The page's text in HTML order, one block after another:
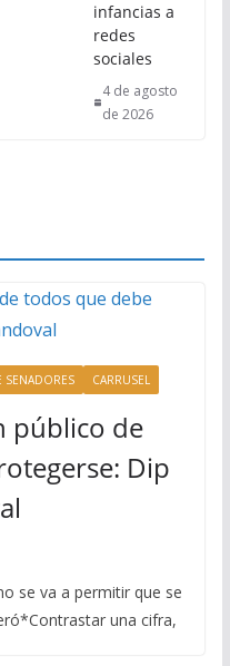
infancias a
redes
sociales
4 de agosto
de 2026
SENADORES CARRUSEL
público de
Dip
se va a permitir que se
una cifra,